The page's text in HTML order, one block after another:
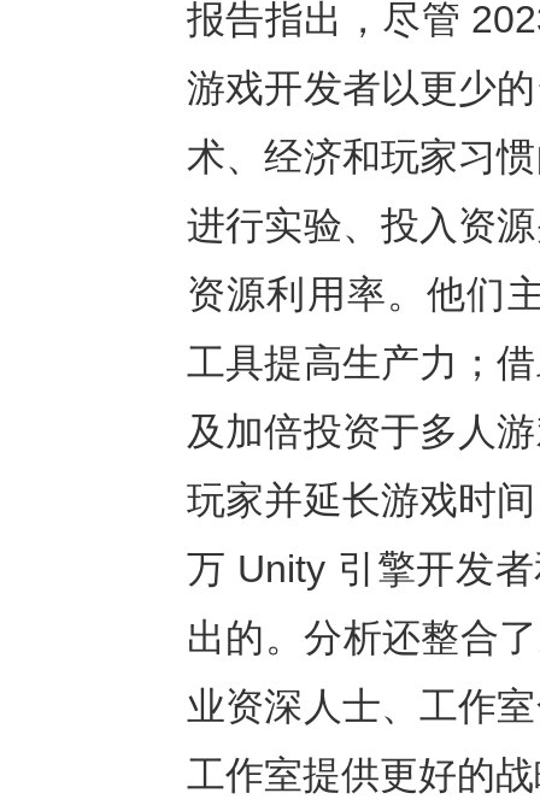
报告指出，尽管
游戏开发者以更少
术、经济和玩家习
进行实验、投入资
资源利用率。他们
工具提高生产力；
及加倍投资于多人
玩家并延长游戏时
万 Unity 引擎开发
出的。分析还整合
业资深人士、工作
工作室提供更好的